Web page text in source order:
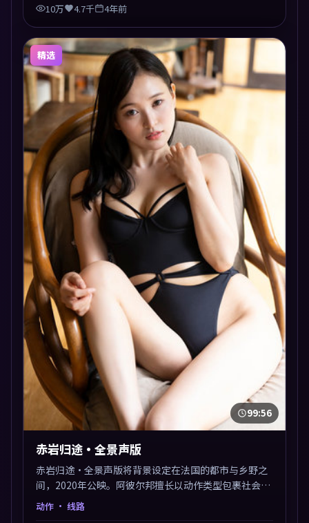
10万 4.7千 4年前
精选
99:56
赤岩归途·全景声版
赤岩归途·全景声版将背景设定在法国的都市与乡野之
间，2020年公映。阿彼尔邦擅长以动作类型包裹社会议
题，节奏张弛有度，留白处耐人寻味。剪辑利落，悬念
动作 · 线路